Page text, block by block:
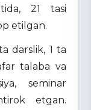
21 tasi
etilgan.
darslik, 1 ta
talaba va
seminar
etgan.